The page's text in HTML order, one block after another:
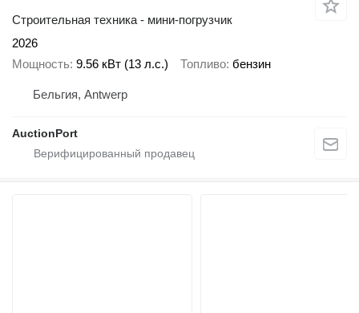
Строительная техника - мини-погрузчик
2026
Мощность 9.56 кВт (13 л.с.) Топливо бензин
Бельгия, Antwerp
AuctionPort